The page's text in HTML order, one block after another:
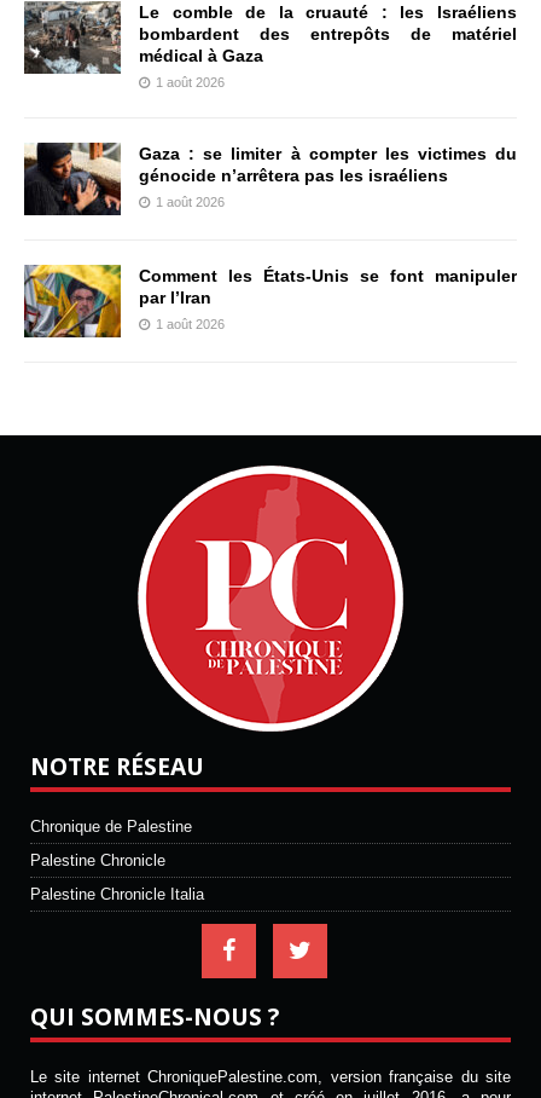
Le comble de la cruauté : les Israéliens
bombardent des entrepôts de matériel
médical à Gaza
1 août 2026
Gaza : se limiter à compter les victimes du
génocide n’arrêtera pas les israéliens
1 août 2026
Comment les États-Unis se font manipuler
par l’Iran
1 août 2026
NOTRE RÉSEAU
Chronique de Palestine
Palestine Chronicle
Palestine Chronicle Italia
QUI SOMMES-NOUS ?
Le site internet ChroniquePalestine.com, version française du site